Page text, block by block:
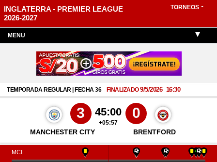
INGLATERRA - PREMIER LEAGUE
2026-2027
TORNEOS
MENU
TEMPORADA REGULAR | FECHA 36 FINALIZADO9/5/2026 16:30
MANCHESTER CITY
3 45:00
+05:57
0
BRENTFORD
MCI